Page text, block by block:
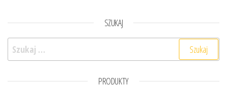
SZUKAJ
Szukaj:
PRODUKTY